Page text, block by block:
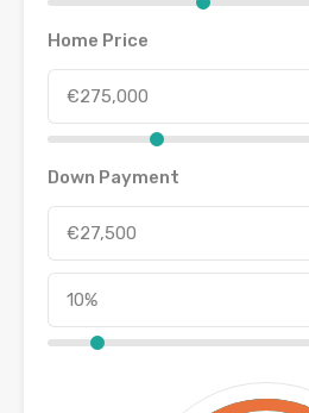
Home Price
Down Payment